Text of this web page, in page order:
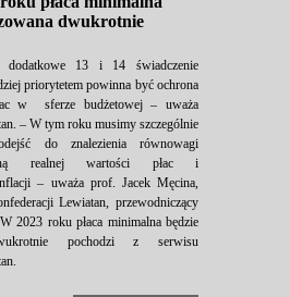
dwukrotnie
13 i 14 świadczenie
priorytetem powinna być ochrona
w sferze budżetowej – uważa
– W tym roku musimy szczególnie
do znalezienia równowagi
realnej wartości płac i
– uważa prof. Jacek Męcina,
Lewiatan, przewodniczący
2023 roku płaca minimalna będzie
pochodzi z serwisu